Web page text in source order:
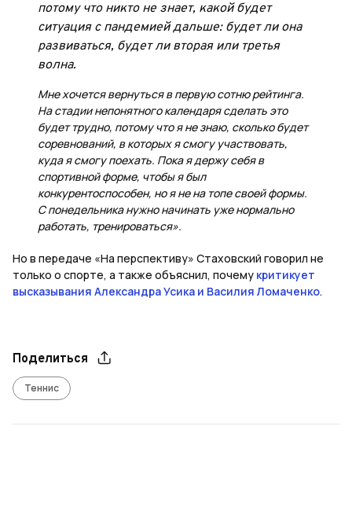
потому что никто не знает, какой будет
ситуация с пандемией дальше: будет ли она
развиваться, будет ли вторая или третья
волна.
Мне хочется вернуться в первую сотню рейтинга.
На стадии непонятного календаря сделать это
будет трудно, потому что я не знаю, сколько будет
соревнований, в которых я смогу участвовать,
куда я смогу поехать. Пока я держу себя в
спортивной форме, чтобы я был
конкурентоспособен, но я не на топе своей формы.
С понедельника нужно начинать уже нормально
работать, тренироваться».
Но в передаче «На перспективу» Стаховский говорил не
только о спорте, а также объяснил, почему критикует
высказывания Александра Усика и Василия Ломаченко.
Поделиться
Теннис